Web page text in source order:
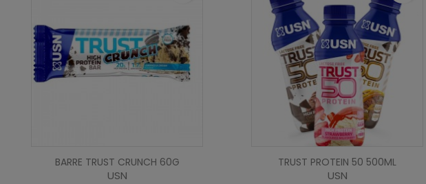
BARRE TRUST CRUNCH 60G
USN
TRUST PROTEIN 50 500ML
USN